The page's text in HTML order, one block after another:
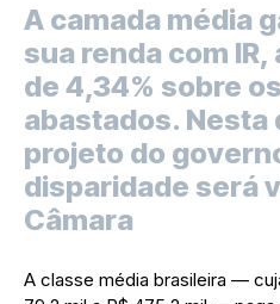
A camada média
sua renda com
de 4,34% sobre
abastados. Nesta
projeto do
disparidade será
Câmara
A classe média brasileira —